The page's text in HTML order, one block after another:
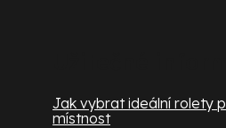
Jak vybrat ideální rolety
místnost